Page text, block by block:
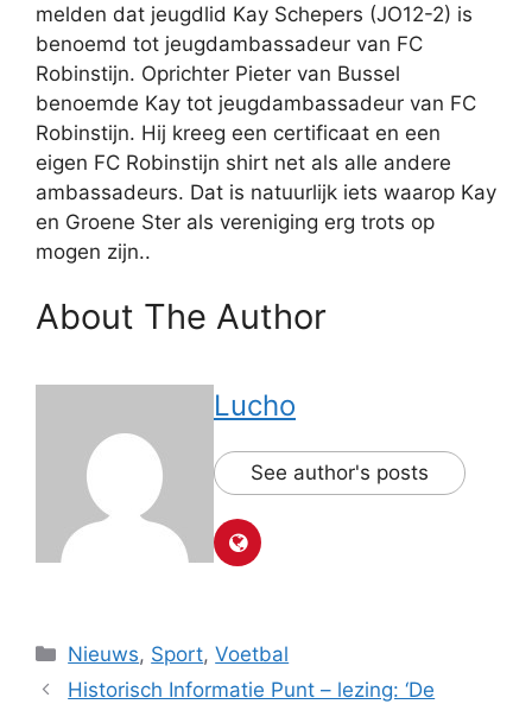
melden dat jeugdlid Kay Schepers (JO12-2) is
benoemd tot jeugdambassadeur van FC
Robinstijn. Oprichter Pieter van Bussel
benoemde Kay tot jeugdambassadeur van FC
Robinstijn. Hij kreeg een certificaat en een
eigen FC Robinstijn shirt net als alle andere
ambassadeurs. Dat is natuurlijk iets waarop Kay
en Groene Ster als vereniging erg trots op
mogen zijn..
About The Author
Lucho
See author's posts
Categorieën
Nieuws, Sport,Voetbal
Historisch Informatie Punt – lezing: ‘De